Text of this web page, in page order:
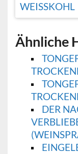
WEISSKOHL
Ähnliche
DER